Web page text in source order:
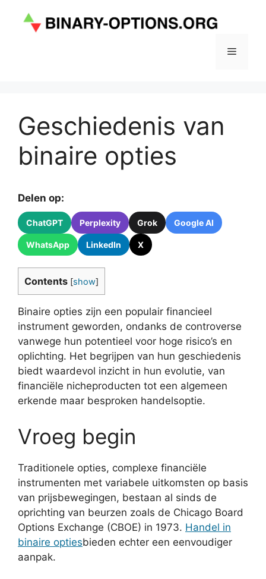
Menu
Geschiedenis van
binaire opties
Delen op:
ChatGPT Perplexity Grok Google AI
WhatsApp LinkedIn X
Contents [show]
Binaire opties zijn een populair financieel
instrument geworden, ondanks de controverse
vanwege hun potentieel voor hoge risico’s en
oplichting. Het begrijpen van hun geschiedenis
biedt waardevol inzicht in hun evolutie, van
financiële nicheproducten tot een algemeen
erkende maar besproken handelsoptie.
Vroeg begin
Traditionele opties, complexe financiële
instrumenten met variabele uitkomsten op basis
van prijsbewegingen, bestaan ​​al sinds de
oprichting van beurzen zoals de Chicago Board
Options Exchange (CBOE) in 1973. Handel in
binaire optiesbieden echter een eenvoudiger
aanpak.